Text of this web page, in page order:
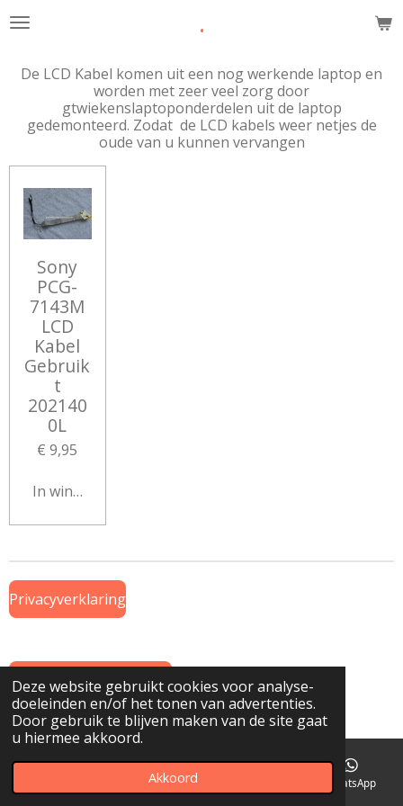
Deze website gebruikt cookies voor analyse-
doeleinden en/of het tonen van advertenties.
Door gebruik te blijven maken van de site gaat
u hiermee akkoord.
Akkoord
Ga
de
hoofdinhoud
.
De LCD Kabel komen uit een nog werkende laptop en
worden met zeer veel zorg door
gtwiekenslaptoponderdelen uit de laptop
gedemonteerd. Zodat de LCD kabels weer netjes de
oude van u kunnen vervangen
Sony
PCG-
7143M
LCD
Kabel
Gebruik
t
202140
0L
€ 9,95
In winkelwagen
Privacyverklaring
Algemene Voorwaarden
© 2019 Onderdeel vanwww.GTWiekens.nl
Telefoonnummer WhatsApp